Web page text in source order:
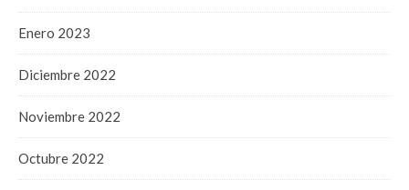
Enero 2023
Diciembre 2022
Noviembre 2022
Octubre 2022